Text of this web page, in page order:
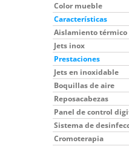
Color mueble
Características
Aislamiento térmico
Jets inox
Prestaciones
Jets en inoxidable
Boquillas de aire
Reposacabezas
Panel de control
Sistema de
Cromoterapia